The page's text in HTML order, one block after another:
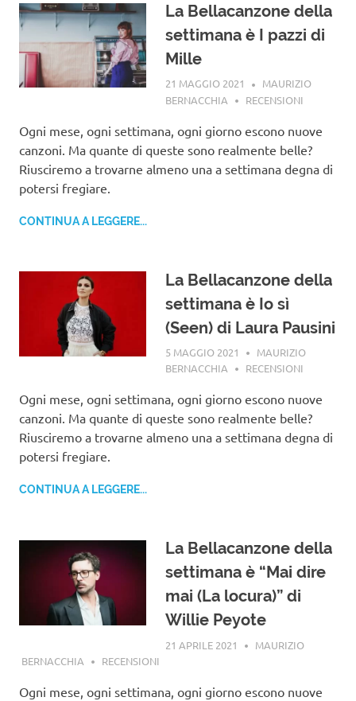
La Bellacanzone della
settimana è I pazzi di
Mille
21 MAGGIO 2021
MAURIZIO
BERNACCHIA
RECENSIONI
Ogni mese, ogni settimana, ogni giorno escono nuove
canzoni. Ma quante di queste sono realmente belle?
Riusciremo a trovarne almeno una a settimana degna di
potersi fregiare.
CONTINUA A LEGGERE...
La Bellacanzone della
settimana è Io sì
(Seen) di Laura Pausini
5 MAGGIO 2021
MAURIZIO
BERNACCHIA
RECENSIONI
Ogni mese, ogni settimana, ogni giorno escono nuove
canzoni. Ma quante di queste sono realmente belle?
Riusciremo a trovarne almeno una a settimana degna di
potersi fregiare.
CONTINUA A LEGGERE...
La Bellacanzone della
settimana è “Mai dire
mai (La locura)” di
Willie Peyote
21 APRILE 2021
MAURIZIO
BERNACCHIA
RECENSIONI
Ogni mese, ogni settimana, ogni giorno escono nuove